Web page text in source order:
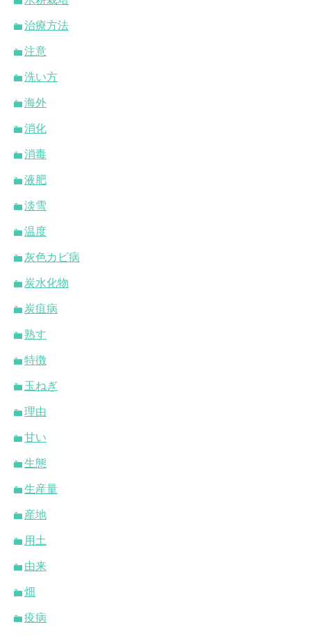
治療方法
注意
洗い方
海外
消化
消毒
液肥
淡雪
温度
灰色カビ病
炭水化物
炭疽病
熟す
特徴
玉ねぎ
理由
甘い
生態
生産量
産地
用土
由来
畑
疫病